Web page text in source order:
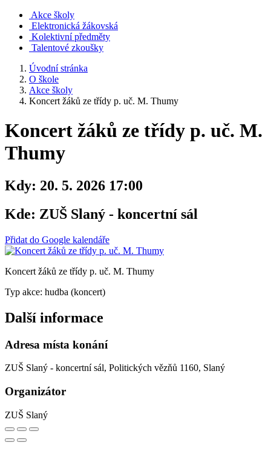
Akce školy
Elektronická žákovská
Kolektivní předměty
Talentové zkoušky
Úvodní stránka
O škole
Akce školy
Koncert žáků ze třídy p. uč. M. Thumy
Koncert žáků ze třídy p. uč. M.
Thumy
Kdy: 20. 5. 2026 17:00
Kde: ZUŠ Slaný - koncertní sál
Přidat do Google kalendáře
Koncert žáků ze třídy p. uč. M. Thumy
Typ akce: hudba (koncert)
Další informace
Adresa místa konání
ZUŠ Slaný - koncertní sál, Politických vězňů 1160, Slaný
Organizátor
ZUŠ Slaný